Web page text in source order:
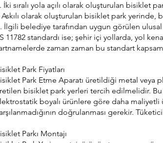
İki sıralı yola açılı olarak oluşturulan bisiklet
olarak oluşturulan bisiklet park yerinde,
İlgili belediye tarafından uygun görülen
11782 standardı ise; şehir içi yollarda, yol
zaman zaman bu standart
Park Fiyatları
Park Etme Aparatı üretildiği metal veya
bisiklet park yerleri tercih edilmelidir.
boyalı ürünlere göre daha maliyetli
doğrulanması gerekir.
Parkı Montajı